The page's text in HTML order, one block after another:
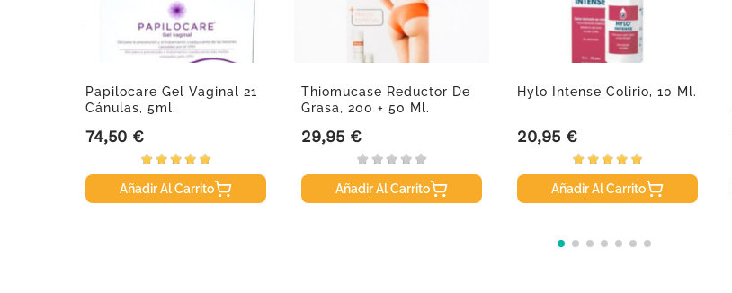
Papilocare Gel Vaginal 21
Cánulas, 5ml.
Precio
74,50 €
Añadir Al Carrito
Thiomucase Reductor De
Grasa, 200 + 50 Ml.
Precio
29,95 €
Añadir Al Carrito
Hylo Intense Colirio, 10 Ml.
Precio
20,95 €
Añadir Al Carrito